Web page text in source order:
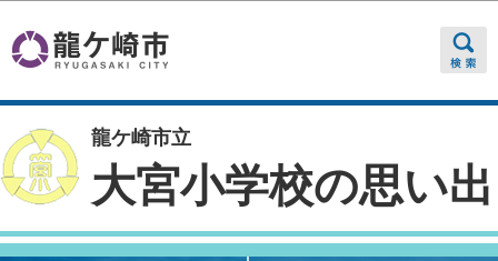
龍ケ崎市立
大宮小学校の思い出